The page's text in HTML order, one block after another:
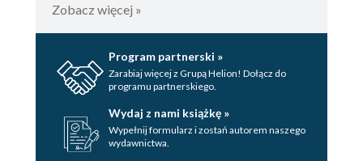
Zobacz więcej »
Program partnerski »
Zarabiaj więcej z Grupą Helion! Dołącz do
programu partnerskiego.
Wydaj z nami książkę »
Wypełnij formularz i zostań autorem naszego
wydawnictwa.